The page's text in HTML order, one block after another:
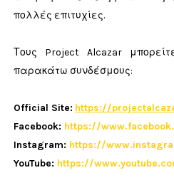
πολλές επιτυχίες.
Τους Project Alcazar
παρακάτω συνδέσμους:
Official Site: https://
Facebook: https://
Instagram: https://
YouTube: https://